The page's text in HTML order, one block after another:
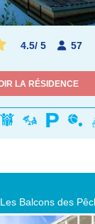
4.5/ 5 57
LA RÉSIDENCE
Balcons des